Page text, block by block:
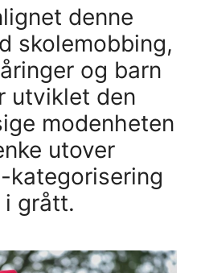
denne
skolemobbing,
og barn
utviklet den
modenheten
utover
grått.